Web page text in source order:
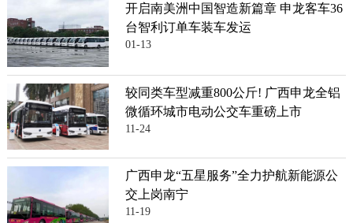
开启南美洲中国智造新篇章 申龙客车36
台智利订单车装车发运
01-13
较同类车型减重800公斤! 广西申龙全铝
微循环城市电动公交车重磅上市
11-24
广西申龙“五星服务”全力护航新能源公
交上岗南宁
11-19